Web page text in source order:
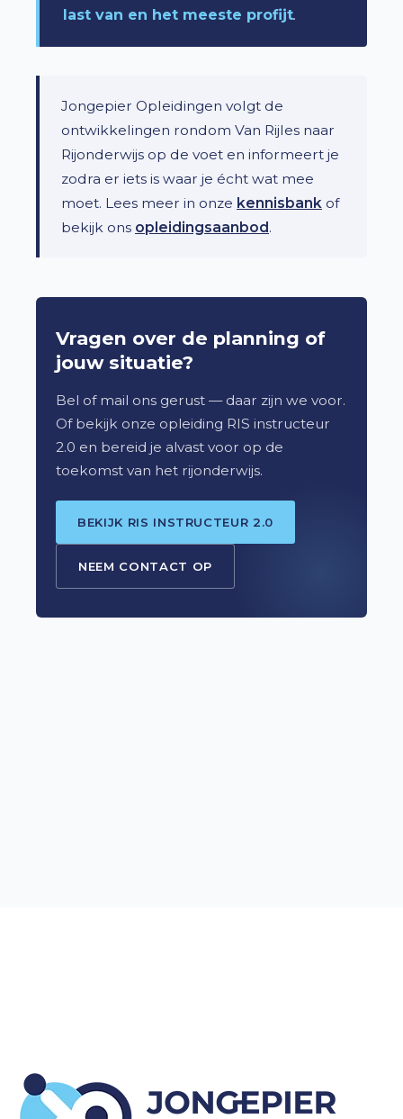
last van en het meeste profijt.
Jongepier Opleidingen volgt de
ontwikkelingen rondom Van Rijles naar
Rijonderwijs op de voet en informeert je
zodra er iets is waar je écht wat mee
moet. Lees meer in onze kennisbank of
bekijk ons opleidingsaanbod.
Vragen over de planning of
jouw situatie?
Bel of mail ons gerust — daar zijn we voor.
Of bekijk onze opleiding RIS instructeur
2.0 en bereid je alvast voor op de
toekomst van het rijonderwijs.
BEKIJK RIS INSTRUCTEUR 2.0
NEEM CONTACT OP